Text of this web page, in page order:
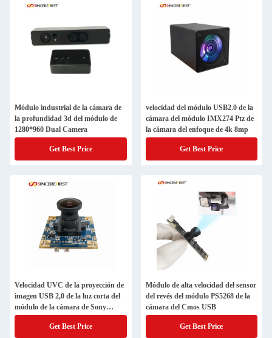
Módulo industrial de la cámara de
la profundidad 3d del módulo de
1280*960 Dual Camera
Get Best Price
velocidad del módulo USB2.0 de la
cámara del módulo IMX274 Ptz de
la cámara del enfoque de 4k 8mp
Get Best Price
Velocidad UVC de la proyección de
imagen USB 2,0 de la luz corta del
módulo de la cámara de Sony
IMX322
Get Best Price
Módulo de alta velocidad del sensor
del revés del módulo PS5268 de la
cámara del Cmos USB
Get Best Price